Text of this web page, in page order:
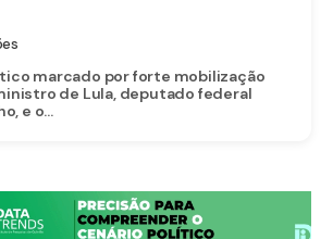
IGARASSU COM APOIO DE
marcado por forte mobilização
de Lula, deputado federal
e o...